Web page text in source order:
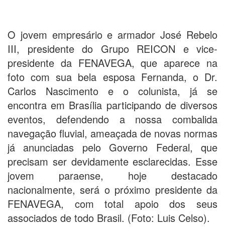
O jovem empresário e armador José Rebelo
III, presidente do Grupo REICON e vice-
presidente da FENAVEGA, que aparece na
foto com sua bela esposa Fernanda, o Dr.
Carlos Nascimento e o colunista, já se
encontra em Brasília participando de diversos
eventos, defendendo a nossa combalida
navegação fluvial, ameaçada de novas normas
já anunciadas pelo Governo Federal, que
precisam ser devidamente esclarecidas. Esse
jovem paraense, hoje destacado
nacionalmente, será o próximo presidente da
FENAVEGA, com total apoio dos seus
associados de todo Brasil. (Foto: Luis Celso).